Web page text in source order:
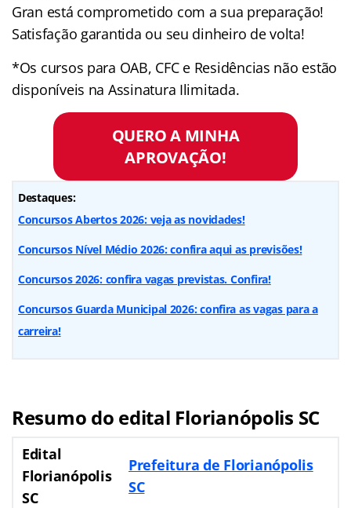
Gran está comprometido com a sua preparação!
Satisfação garantida ou seu dinheiro de volta!
*Os cursos para OAB, CFC e Residências não estão
disponíveis na Assinatura Ilimitada.
QUERO A MINHA
APROVAÇÃO!
Destaques:
Concursos Abertos 2026: veja as novidades!
Concursos Nível Médio 2026: confira aqui as previsões!
Concursos 2026: confira vagas previstas. Confira!
Concursos Guarda Municipal 2026: confira as vagas para a
carreira!
Resumo do edital Florianópolis SC
Edital
Florianópolis
SC
Prefeitura de Florianópolis
SC